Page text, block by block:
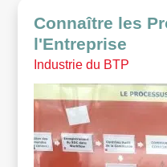
Connaître les
l'Entreprise
Industrie du BTP